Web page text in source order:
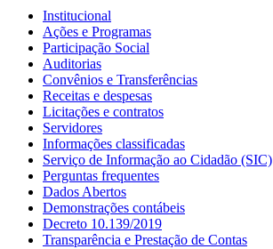
Institucional
Ações e Programas
Participação Social
Auditorias
Convênios e Transferências
Receitas e despesas
Licitações e contratos
Servidores
Informações classificadas
Serviço de Informação ao Cidadão (SIC)
Perguntas frequentes
Dados Abertos
Demonstrações contábeis
Decreto 10.139/2019
Transparência e Prestação de Contas